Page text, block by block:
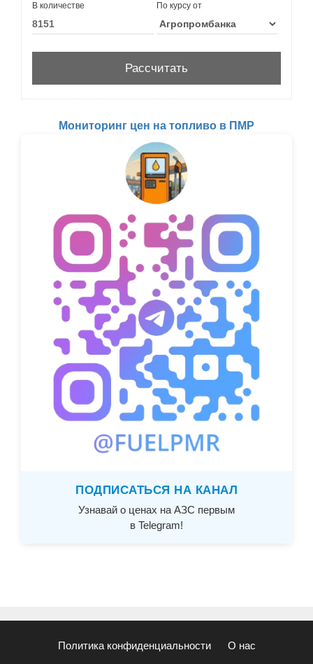
В количестве По курсу от
Мониторинг цен на топливо в ПМР
ПОДПИСАТЬСЯ НА КАНАЛ
Узнавай о ценах на АЗС первым
в Telegram!
Политика конфиденциальности О нас